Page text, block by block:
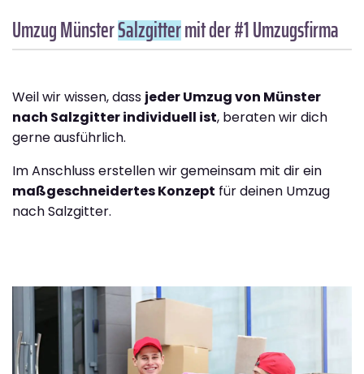
Umzug MünsterSalzgittermit der #1 Umzugsfirma
Weil wir wissen, dass jeder Umzug von Münster
nach Salzgitter individuell ist, beraten wir dich
gerne ausführlich.
Im Anschluss erstellen wir gemeinsam mit dir ein
maßgeschneidertes Konzept für deinen Umzug
nach Salzgitter.